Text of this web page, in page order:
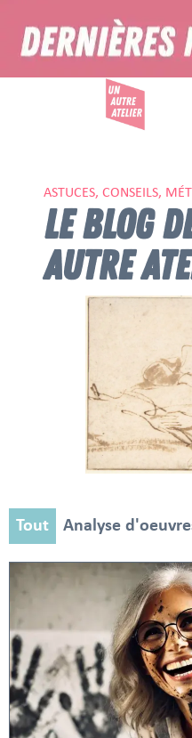
ASTUCES, CONSEILS,
LE BLOG
AUTRE
Analyse
Tout